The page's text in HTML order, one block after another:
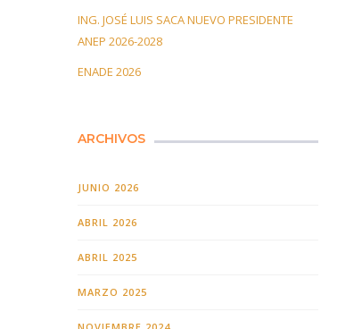
ING. JOSÉ LUIS SACA NUEVO PRESIDENTE
ANEP 2026-2028
ENADE 2026
ARCHIVOS
JUNIO 2026
ABRIL 2026
ABRIL 2025
MARZO 2025